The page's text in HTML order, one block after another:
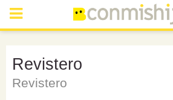
Revistero
Revistero